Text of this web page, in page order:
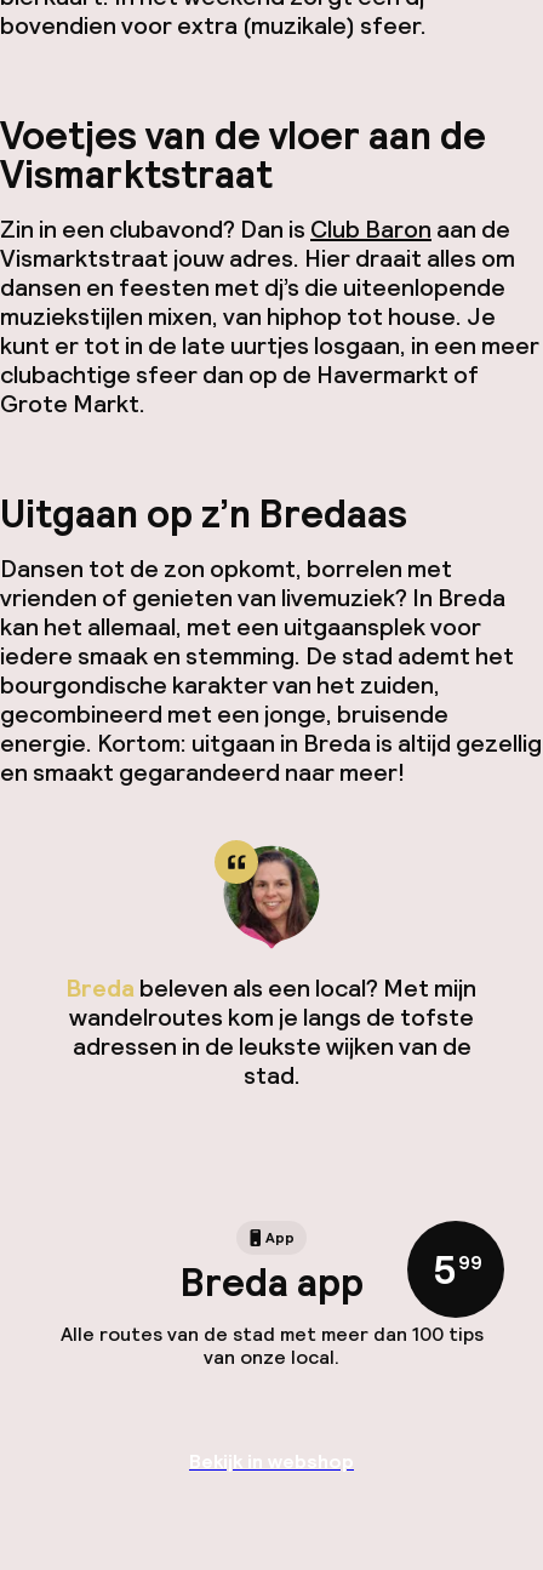
bovendien voor extra (muzikale) sfeer.
Voetjes van de vloer aan de
Vismarktstraat
Zin in een clubavond? Dan is Club Baron aan de
Vismarktstraat jouw adres. Hier draait alles om
dansen en feesten met dj’s die uiteenlopende
muziekstijlen mixen, van hiphop tot house. Je
kunt er tot in de late uurtjes losgaan, in een meer
clubachtige sfeer dan op de Havermarkt of
Grote Markt.
Uitgaan op z’n Bredaas
Dansen tot de zon opkomt, borrelen met
vrienden of genieten van livemuziek? In Breda
kan het allemaal, met een uitgaansplek voor
iedere smaak en stemming. De stad ademt het
bourgondische karakter van het zuiden,
gecombineerd met een jonge, bruisende
energie. Kortom: uitgaan in Breda is altijd gezellig
en smaakt gegarandeerd naar meer!
Bredabeleven als een local? Met mijn
wandelroutes kom je langs de tofste
adressen in de leukste wijken van de
stad.
App
Breda app
Alle routes van de stad met meer dan 100 tips
van onze local.
5,99
Bekijk in webshop